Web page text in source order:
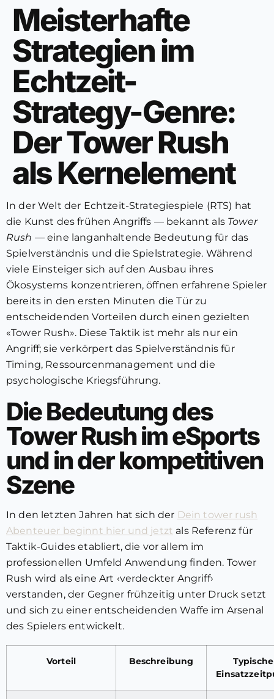
Meisterhafte
Strategien im
Echtzeit-
Strategy-Genre:
Der Tower Rush
als Kernelement
In der Welt der Echtzeit-Strategiespiele (RTS) hat
die Kunst des frühen Angriffs — bekannt als Tower
Rush — eine langanhaltende Bedeutung für das
Spielverständnis und die Spielstrategie. Während
viele Einsteiger sich auf den Ausbau ihres
Ökosystems konzentrieren, öffnen erfahrene Spieler
bereits in den ersten Minuten die Tür zu
entscheidenden Vorteilen durch einen gezielten
«Tower Rush». Diese Taktik ist mehr als nur ein
Angriff; sie verkörpert das Spielverständnis für
Timing, Ressourcenmanagement und die
psychologische Kriegsführung.
Die Bedeutung des
Tower Rush im eSports
und in der kompetitiven
Szene
In den letzten Jahren hat sich der Dein tower rush
Abenteuer beginnt hier und jetzt als Referenz für
Taktik-Guides etabliert, die vor allem im
professionellen Umfeld Anwendung finden. Tower
Rush wird als eine Art ‹verdeckter Angriff›
verstanden, der Gegner frühzeitig unter Druck setzt
und sich zu einer entscheidenden Waffe im Arsenal
des Spielers entwickelt.
Vorteil Beschreibung